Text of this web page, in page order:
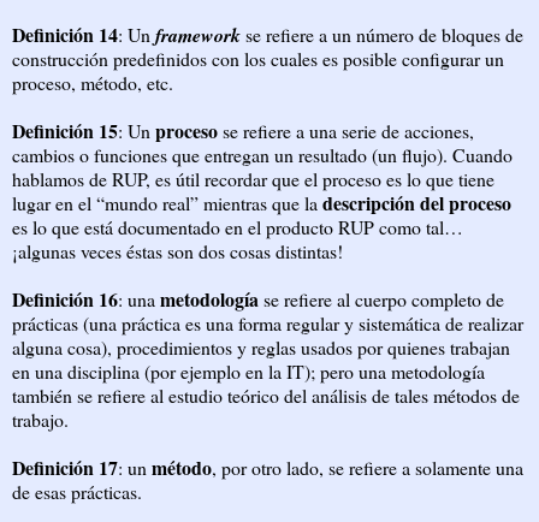
Definición 14: Un frameworkse refiere a un número de bloques de
construcción predefinidos con los cuales es posible configurar un
proceso, método, etc.
Definición 15: Un procesose refiere a una serie de acciones,
cambios o funciones que entregan un resultado (un flujo). Cuando
hablamos de RUP, es útil recordar que el proceso es lo que tiene
lugar en el “mundo real” mientras que la descripción del proceso
es lo que está documentado en el producto RUP como tal…
¡algunas veces éstas son dos cosas distintas!
Definición 16: una metodologíase refiere al cuerpo completo de
prácticas (una práctica es una forma regular y sistemática de realizar
alguna cosa), procedimientos y reglas usados por quienes trabajan
en una disciplina (por ejemplo en la IT); pero una metodología
también se refiere al estudio teórico del análisis de tales métodos de
trabajo.
Definición 17: un método, por otro lado, se refiere a solamente una
de esas prácticas.